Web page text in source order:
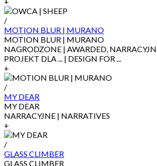
/
MOTION BLUR | MURANO
MOTION BLUR | MURANO
NAGRODZONE | AWARDED,
PROJEKT DLA ... | DESIGN FOR ...
+
/
MY DEAR
MY DEAR
NARRACYJNE | NARRATIVES
+
/
GLASS CLIMBER
GLASS CLIMBER